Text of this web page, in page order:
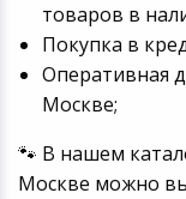
товаров в
Покупка в
Оперативная
Москве;
🐾 В нашем
Москве можно